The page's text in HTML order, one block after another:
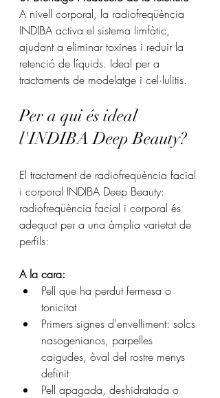
A nivell corporal, la radiofreqüència
INDIBA activa el sistema limfàtic,
ajudant a eliminar toxines i reduir la
retenció de líquids. Ideal per a
tractaments de modelatge i cel·lulitis.
Per a qui és ideal
l'INDIBA Deep Beauty?
El tractament de radiofreqüència facial
i corporal INDIBA Deep Beauty:
radiofreqüència facial i corporal és
adequat per a una àmplia varietat de
perfils:
A la cara:
Pell que ha perdut fermesa o
tonicitat
Primers signes d'envelliment: solcs
nasogenianos, parpelles
caigudes, òval del rostre menys
definit
Pell apagada, deshidratada o